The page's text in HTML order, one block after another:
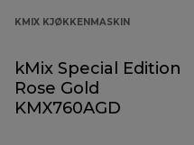
KMIX KJØKKENMASKIN
kMix Special Edition
Rose Gold
KMX760AGD